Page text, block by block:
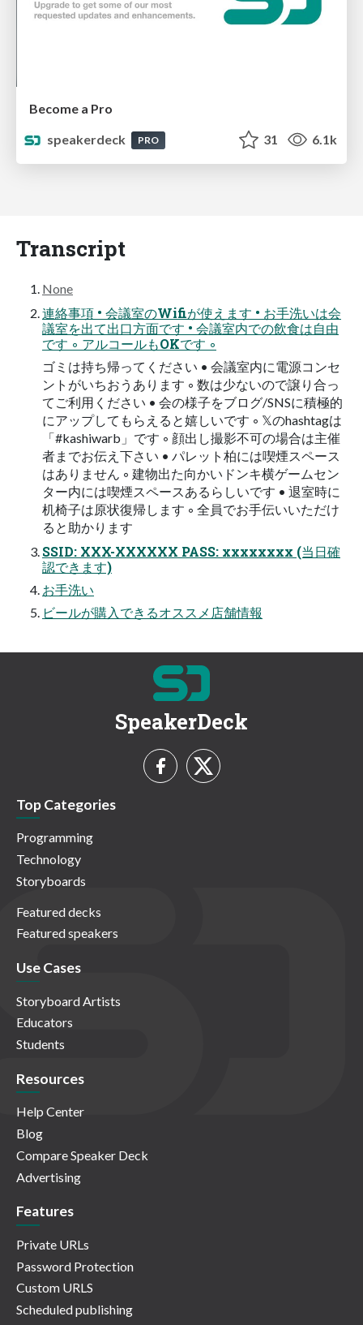
Become a Pro
speakerdeck
PRO 31 6.1k
Transcript
None
連絡事項 • 会議室のWifiが使えます • お手洗いは会
議室を出て出口方面です • 会議室内での飲食は自由
です ◦ アルコールもOKです ◦
ゴミは持ち帰ってください • 会議室内に電源コンセ
ントがいちおうあります ◦ 数は少ないので譲り合っ
てご利用ください • 会の様子をブログ/SNSに積極的
にアップしてもらえると嬉しいです ◦ 𝕏のhashtagは
「#kashiwarb」です ◦ 顔出し撮影不可の場合は主催
者までお伝え下さい • パレット柏には喫煙スペース
はありません ◦ 建物出た向かいドンキ横ゲームセン
ター内には喫煙スペースあるらしいです • 退室時に
机椅子は原状復帰します ◦ 全員でお手伝いいただけ
ると助かります
SSID: XXX-XXXXXX PASS: xxxxxxxx (当日確
認できます)
お手洗い
ビールが購入できるオススメ店舗情報
SpeakerDeck
Top Categories
Programming
Technology
Storyboards
Featured decks
Featured speakers
Use Cases
Storyboard Artists
Educators
Students
Resources
Help Center
Blog
Compare Speaker Deck
Advertising
Features
Private URLs
Password Protection
Custom URLS
Scheduled publishing